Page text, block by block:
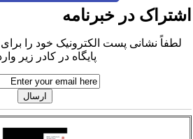
در خبرنامه
لطفاً نشانی پست الکترونیک خود را برای
پایگاه در کادر زیر وارد